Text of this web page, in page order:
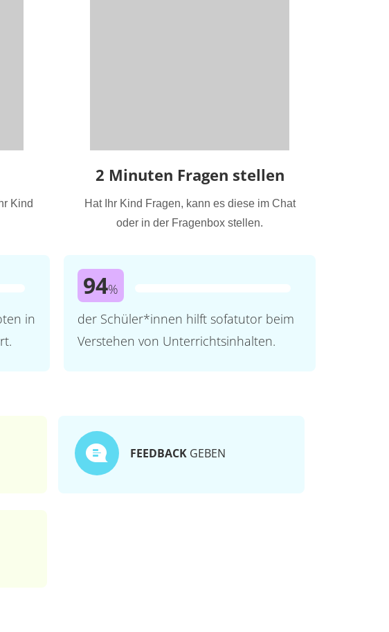
Kind
in
2 Minuten Fragen stellen
Hat Ihr Kind Fragen, kann es diese im Chat
oder in der Fragenbox stellen.
94%
der Schüler*innen hilft sofatutor beim
Verstehen von Unterrichtsinhalten.
FEEDBACK GEBEN